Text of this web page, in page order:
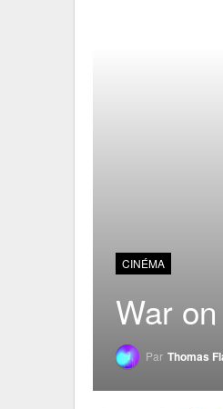
CINÉMA
War
Par Thomas